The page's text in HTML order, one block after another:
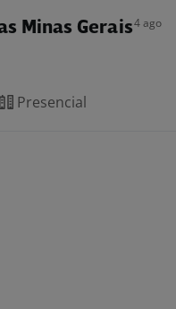
Minas Gerais4 ago
Presencial